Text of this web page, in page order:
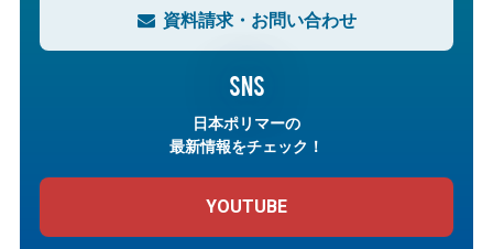
資料請求・お問い合わせ
SNS
日本ポリマーの
最新情報をチェック！
YOUTUBE